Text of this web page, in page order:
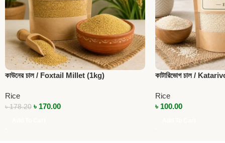
কাউনের চাল / Foxtail Millet (1kg)
Rice
৳178.20 ৳ 170.00
কাটারিভোগ চাল /
Rice
৳ 100.00